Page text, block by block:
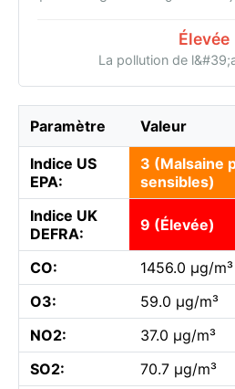
Élevée
La pollution de
Paramètre Valeur
Indice US
EPA:
3 (Malsaine
sensibles)
Indice UK
DEFRA:
9 (Élevée)
CO:
1456.0 µg/m³
O3:
59.0 µg/m³
NO2:
37.0 µg/m³
SO2:
70.7 µg/m³